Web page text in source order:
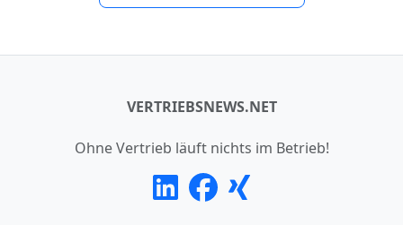
VERTRIEBSNEWS.NET
Ohne Vertrieb läuft nichts im Betrieb!